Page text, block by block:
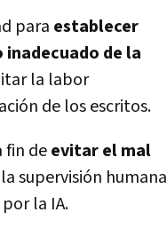
para establecer
de la
la labor
de los escritos.
fin deevitar el mal
supervisión humana
la IA.